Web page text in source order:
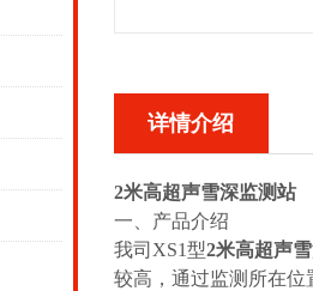
详情介绍
2米高超声雪深监测站
一、产品介绍
我司XS1型2米高超声
较高，通过监测所在